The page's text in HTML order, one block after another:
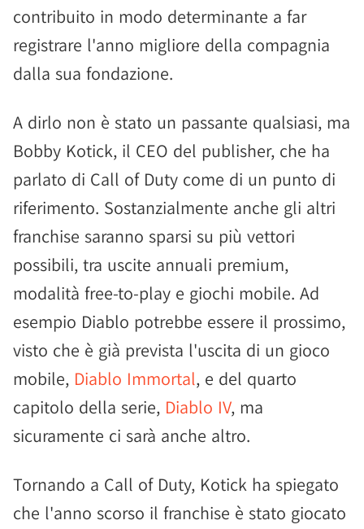
contribuito in modo determinante a far
registrare l'anno migliore della compagnia
dalla sua fondazione.
A dirlo non è stato un passante qualsiasi, ma
Bobby Kotick, il CEO del publisher, che ha
parlato di Call of Duty come di un punto di
riferimento. Sostanzialmente anche gli altri
franchise saranno sparsi su più vettori
possibili, tra uscite annuali premium,
modalità free-to-play e giochi mobile. Ad
esempio Diablo potrebbe essere il prossimo,
visto che è già prevista l'uscita di un gioco
mobile, Diablo Immortal, e del quarto
capitolo della serie, Diablo IV, ma
sicuramente ci sarà anche altro.
Tornando a Call of Duty, Kotick ha spiegato
che l'anno scorso il franchise è stato giocato